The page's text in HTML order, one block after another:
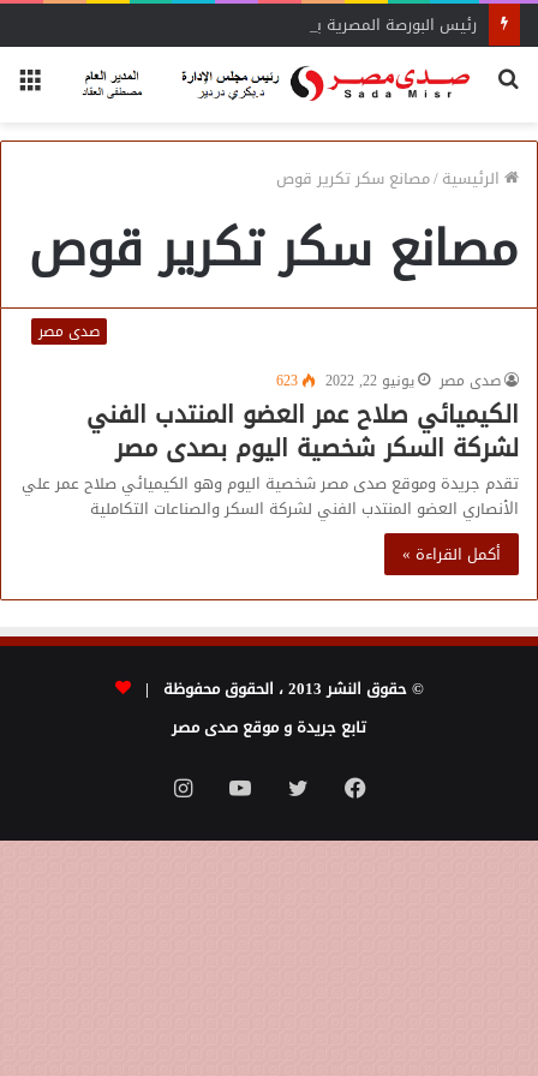
رئيس البورصة المصرية يلتقي رئيس جهاز التمثيل التجاري
بحث
الرئيسية/مصانع سكر تكرير قوص
مصانع سكر تكرير قوص
صدى مصر
صدى مصر
يونيو 22, 2022 623
الكيميائي صلاح عمر العضو المنتدب الفني
لشركة السكر شخصية اليوم بصدى مصر
تقدم جريدة وموقع صدى مصر شخصية اليوم وهو الكيميائي صلاح عمر علي
الأنصاري العضو المنتدب الفني لشركة السكر والصناعات التكاملية
أكمل القراءة »
© حقوق النشر 2013 ، الحقوق محفوظة |
تابع جريدة و موقع صدى مصر
فيسبوك تويتر يوتيوبانستقرام